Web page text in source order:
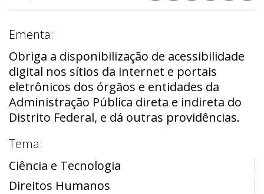
Ementa:
Obriga a disponibilização de acessibilidade
digital nos sítios da internet e portais
eletrônicos dos órgãos e entidades da
Administração Pública direta e indireta do
Distrito Federal, e dá outras providências.
Tema:
Ciência e Tecnologia
Direitos Humanos